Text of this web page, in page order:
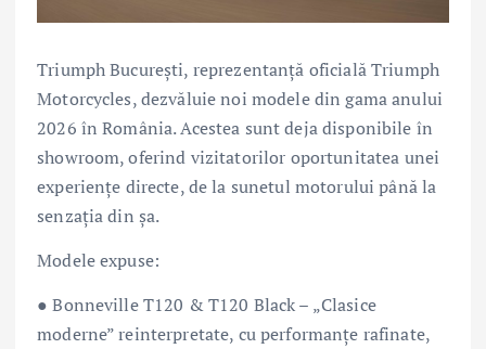
Triumph București, reprezentanță oficială Triumph
Motorcycles, dezvăluie noi modele din gama anului
2026 în România. Acestea sunt deja disponibile în
showroom, oferind vizitatorilor oportunitatea unei
experiențe directe, de la sunetul motorului până la
senzația din șa.
Modele expuse:
● Bonneville T120 & T120 Black – „Clasice
moderne” reinterpretate, cu performanțe rafinate,